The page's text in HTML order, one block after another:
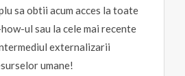
sa obtii acum acces la toate
ul sau la cele mai recente
externalizarii
umane!